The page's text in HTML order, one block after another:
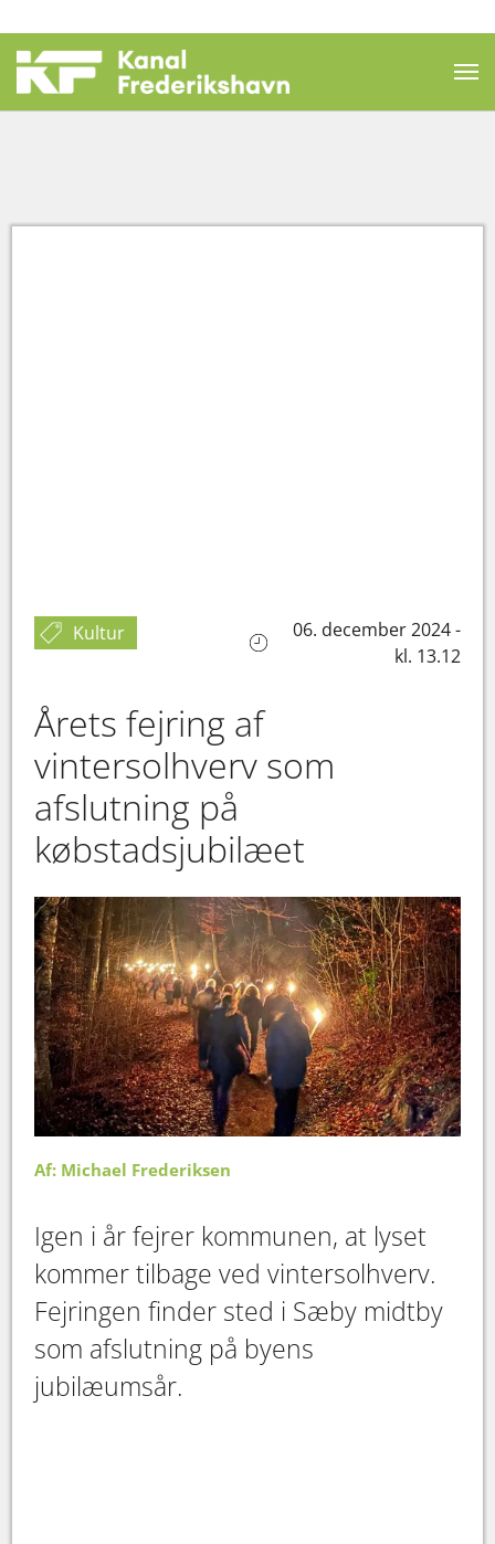
Kultur
06. december 2024 -
kl. 13.12
Årets fejring af
vintersolhverv som
afslutning på
købstadsjubilæet
Af: Michael Frederiksen
Igen i år fejrer kommunen, at lyset
kommer tilbage ved vintersolhverv.
Fejringen finder sted i Sæby midtby
som afslutning på byens
jubilæumsår.